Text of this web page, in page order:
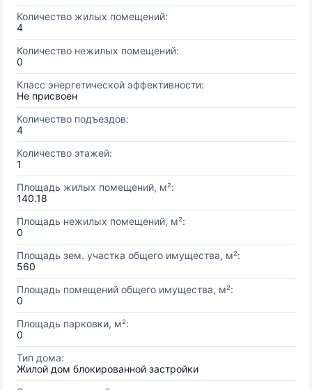
Количество жилых помещений:
4
Количество нежилых помещений:
0
Класс энергетической эффективности:
Не присвоен
Количество подъездов:
4
Количество этажей:
1
Площадь жилых помещений, м²:
140.18
Площадь нежилых помещений, м²:
0
Площадь зем. участка общего имущества, м²:
560
Площадь помещений общего имущества, м²:
0
Площадь парковки, м²:
0
Тип дома:
Жилой дом блокированной застройки